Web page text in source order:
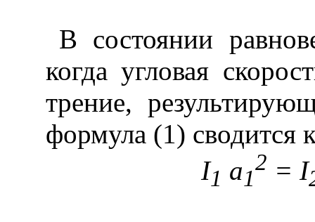
В состоянии
когда угловая
трение,
формула (1) сводится
I1 a1
2 = I